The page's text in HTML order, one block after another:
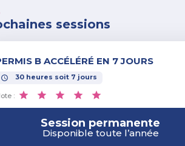
sessions
B ACCÉLÉRÉ EN 7 JOURS
30 heures soit 7 jours
:
Session permanente
Disponible toute l’année